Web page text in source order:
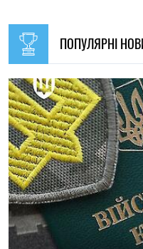
18:30, 08.08.2026
Експерти розповіли, як
Олена Расенко